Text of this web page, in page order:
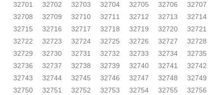
32701
32702 32703 32704 32705 32706
32707
32708
32709 32710 32711 32712 32713
32714
32715
32716 32717 32718 32719 32720
32721
32722
32723 32724 32725 32726 32727
32728
32729
32730 32731 32732 32733 32734
32735
32736
32737 32738 32739 32740 32741
32742
32743
32744 32745 32746 32747 32748
32749
32750
32751 32752 32753 32754 32755
32756